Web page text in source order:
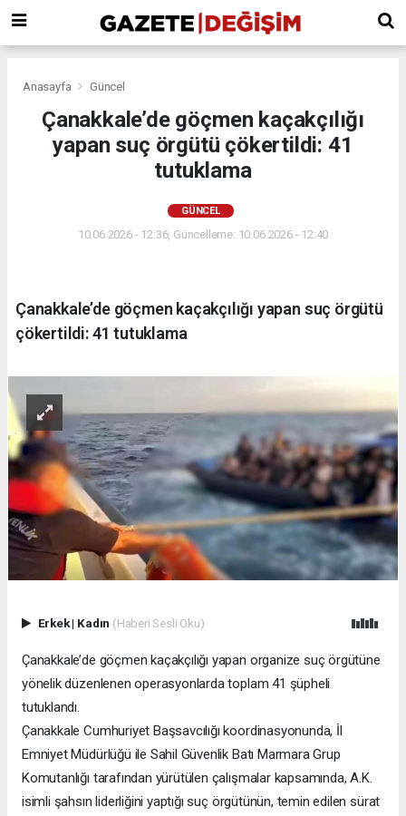
Anasayfa Güncel
Çanakkale’de göçmen kaçakçılığı
yapan suç örgütü çökertildi: 41
tutuklama
GÜNCEL
10.06.2026 - 12:36, Güncelleme: 10.06.2026 - 12:40
Çanakkale’de göçmen kaçakçılığı yapan suç örgütü
çökertildi: 41 tutuklama
Erkek| Kadın (Haberi Sesli Oku)
Çanakkale’de göçmen kaçakçılığı yapan organize suç örgütüne
yönelik düzenlenen operasyonlarda toplam 41 şüpheli
tutuklandı.
Çanakkale Cumhuriyet Başsavcılığı koordinasyonunda, İl
Emniyet Müdürlüğü ile Sahil Güvenlik Batı Marmara Grup
Komutanlığı tarafından yürütülen çalışmalar kapsamında, A.K.
isimli şahsın liderliğini yaptığı suç örgütünün, temin edilen sürat